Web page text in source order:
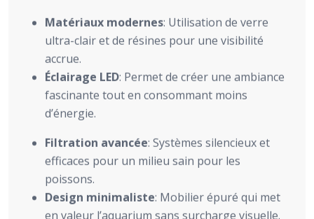
Matériaux modernes: Utilisation de verre
ultra-clair et de résines pour une visibilité
accrue.
Éclairage LED: Permet de créer une ambiance
fascinante tout en consommant moins
d’énergie.
Filtration avancée: Systèmes silencieux et
efficaces pour un milieu sain pour les
poissons.
Design minimaliste: Mobilier épuré qui met
en valeur l’aquarium sans surcharge visuelle.